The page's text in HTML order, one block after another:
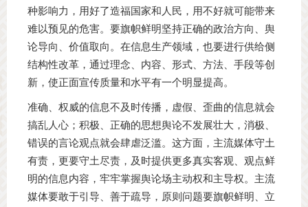
种影响力，用好了造福国家和人民，用不好就可能带来
难以预见的危害。要旗帜鲜明坚持正确的政治方向、舆
论导向、价值取向。在信息生产领域，也要进行供给侧
结构性改革，通过理念、内容、形式、方法、手段等创
新，使正面宣传质量和水平有一个明显提高。
准确、权威的信息不及时传播，虚假、歪曲的信息就会
搞乱人心；积极、正确的思想舆论不发展壮大，消极、
错误的言论观点就会肆虐泛滥。这方面，主流媒体守土
有责，更要守土尽责，及时提供更多真实客观、观点鲜
明的信息内容，牢牢掌握舆论场主动权和主导权。主流
媒体要敢于引导、善于疏导，原则问题要旗帜鲜明、立